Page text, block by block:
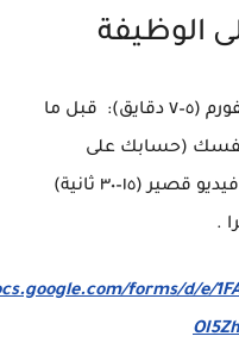
الوظيفة
التقديم — خطوة واحدة عن طريق الفورم (٥–٧ دقايق): قبل ما
بنفسك (حسابك على
إنستجرام/تيك توك أو أي فيديو) ٢) فيديو قصير (١٥–٣٠ ثانية)
.
forms/d/e/